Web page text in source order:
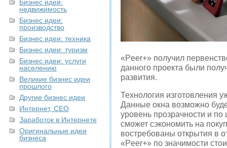
Бизнес идеи:
недвижимость
Бизнес идеи:
производство
Бизнес идеи: техника
Бизнес идеи: туризм
Бизнес идеи: услуги
населению
Великие бизнес идеи
прошлого
Другие бизнес идеи
Интернет, СЕО
Заработок в Интернете
Оригинальные идеи
бизнеса
«Peer+» получил
данного проекта были
развития.
Технология изготовления
Данные окна возможно
уровень прозрачности и
сможет сэкономить на
востребованы открытия в
«Peer+» по значимости